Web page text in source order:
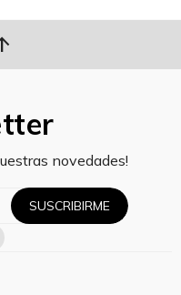
novedades!
SUSCRIBIRME